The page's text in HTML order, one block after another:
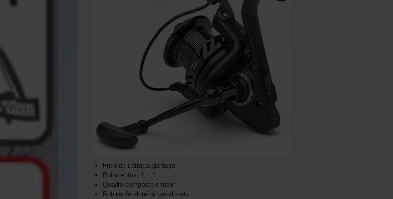
Freio de catraca dianteira
Rolamentos: 1 + 1
Quadro composto e rotor
Bobina de alumínio anodizado